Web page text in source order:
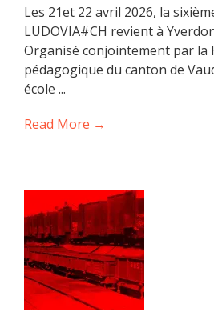
Les 21et 22 avril 2026, la
LUDOVIA#CH revient à
Organisé conjointement par la
pédagogique du canton de
école ...
Read More →